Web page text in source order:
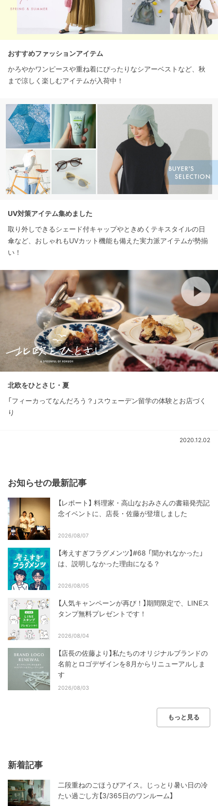
おすすめファッションアイテム
かろやかワンピースや重ね着にぴったりなシアーベストなど、秋
まで涼しく楽しむアイテムが入荷中！
UV対策アイテム集めました
取り外しできるシェード付キャップやときめくテキスタイルの日
傘など、おしゃれもUVカット機能も備えた実力派アイテムが勢揃
い！
北欧をひとさじ・夏
「フィーカってなんだろう？」スウェーデン留学の体験とお店づく
り
2020.12.02
お知らせの最新記事
【レポート】 料理家・高山なおみさんの書籍発売記
念イベントに、店長・佐藤が登壇しました
2026/08/07
【考えすぎフラグメンツ】#68 「聞かれなかった」
は、説明しなかった理由になる？
2026/08/05
【人気キャンペーンが再び！】期間限定で、LINEス
タンプ無料プレゼントです！
2026/08/04
【店長の佐藤より】私たちのオリジナルブランドの
名前とロゴデザインを8月からリニューアルしま
す
2026/08/03
もっと見る
新着記事
二段重ねのごほうびアイス。じっとり暑い日の冷
たい過ごし方【3/365日のワンルーム】